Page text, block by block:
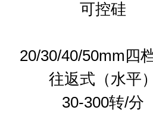
可控硅
20/30/40/50mm四
往返式（水平
30-300转/分